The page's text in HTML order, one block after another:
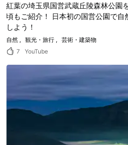
紅葉の埼玉県国営武蔵丘陵森林公園
頃もご紹介！ 日本初の国営公園で自
しよう！
自然 観光・旅行
芸術・建築物
7
YouTube